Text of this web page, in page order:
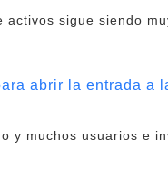
sigue siendo
abrir la entrada a
y muchos usuarios e